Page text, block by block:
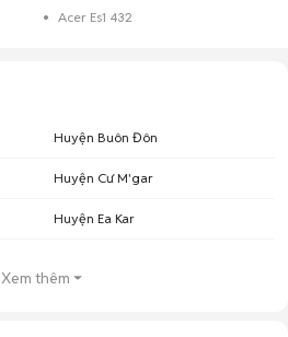
Acer Es1 432
Huyện Buôn Đôn
Huyện Cư M'gar
Huyện Ea Kar
Xem thêm